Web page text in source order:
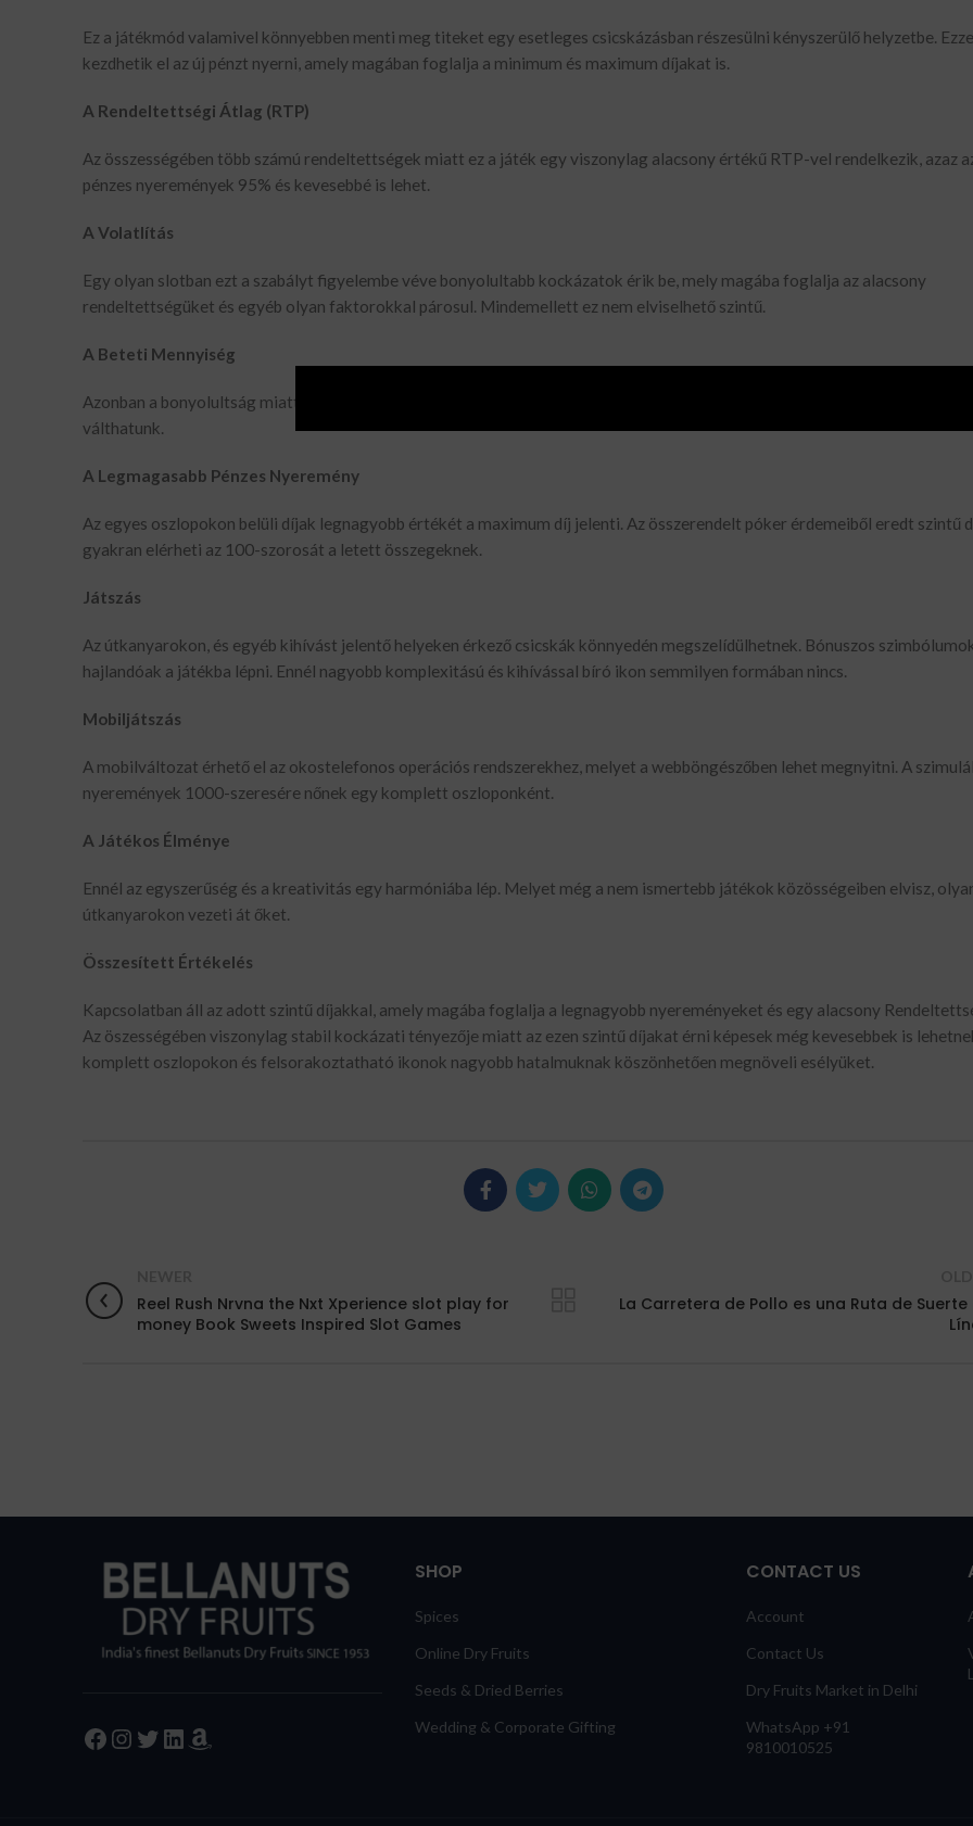
Ez a játékmód valamivel könnyebben menti meg titeket egy esetleges csicskázásban részesülni kényszerülő helyzetbe.
kezdhetik el az új pénzt nyerni, amely magában foglalja a minimum és maximum díjakat is.
A Rendeltettségi Átlag (RTP)
Az összességében több számú rendeltettségek miatt ez a játék egy viszonylag alacsony értékű RTP-vel rendelkezik, azaz
pénzes nyeremények 95% és kevesebbé is lehet.
A Volatlítás
Egy olyan slotban ezt a szabályt figyelembe véve bonyolultabb kockázatok érik be, mely magába foglalja az alacsony
rendeltettségüket és egyéb olyan faktorokkal párosul. Mindemellett ez nem elviselhető szintű.
A Beteti Mennyiség
Azonban a bonyolultság miatt ezen játékhoz viszonylag korlátoztatott betetési lehetőségek rendelkeznek, így csupán 1 és
válthatunk.
A Legmagasabb Pénzes Nyeremény
Az egyes oszlopokon belüli díjak legnagyobb értékét a maximum díj jelenti. Az összerendelt póker érdemeiből eredt szintű
gyakran elérheti az 100-szorosát a letett összegeknek.
Játszás
Az útkanyarokon, és egyéb kihívást jelentő helyeken érkező csicskák könnyedén megszelídülhetnek. Bónuszos
hajlandóak a játékba lépni. Ennél nagyobb komplexitású és kihívással bíró ikon semmilyen formában nincs.
Mobiljátszás
A mobilváltozat érhető el az okostelefonos operációs rendszerekhez, melyet a webböngészőben lehet megnyitni. A
nyeremények 1000-szeresére nőnek egy komplett oszloponként.
A Játékos Élménye
Ennél az egyszerűség és a kreativitás egy harmóniába lép. Melyet még a nem ismertebb játékok közösségeiben elvisz,
útkanyarokon vezeti át őket.
Összesített Értékelés
Kapcsolatban áll az adott szintű díjakkal, amely magába foglalja a legnagyobb nyereményeket és egy alacsony
Az öszességében viszonylag stabil kockázati tényezője miatt az ezen szintű díjakat érni képesek még kevesebbek is
komplett oszlopokon és felsorakoztatható ikonok nagyobb hatalmuknak köszönhetően megnöveli esélyüket.
Reel Rush Nrvna the Nxt Xperience slot play for
money Book Sweets Inspired Slot Games
La Carretera de Pollo es una Ruta de Suerte
Facebook
Instagram
Twitter
LinkedIn
Amazon
SHOP
Spices
Online Dry Fruits
Seeds & Dried Berries
Wedding & Corporate Gifting
CONTACT US
Account
Contact Us
Dry Fruits Market in Delhi
WhatsApp +91
9810010525